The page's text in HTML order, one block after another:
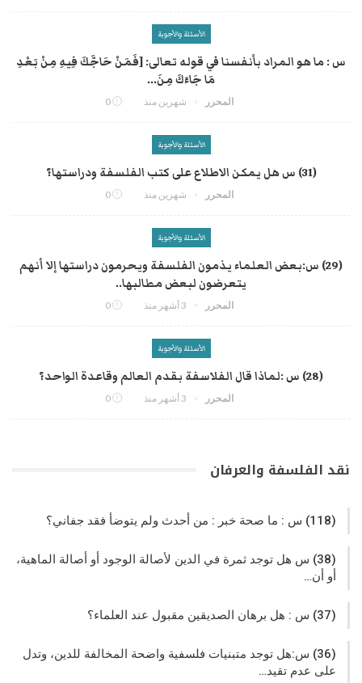
الأسئلة والأجوبة
س : ما هو المراد بأنفسنا في قوله تعالى: [فَمَنْ حَاجَّكَ فِيهِ مِنْ بَعْدِ
مَا جَاءَكَ مِنَ...
المحرر شهرين منذ 0
الأسئلة والأجوبة
(31) س هل يمكن الاطلاع على كتب الفلسفة ودراستها؟
المحرر شهرين منذ 0
الأسئلة والأجوبة
(29) س:بعض العلماء يذمون الفلسفة ويحرمون دراستها إلا أنهم
يتعرضون لبعض مطالبها..
المحرر 3 أشهر منذ 0
الأسئلة والأجوبة
(28) س :لماذا قال الفلاسفة بقدم العالم وقاعدة الواحد؟
المحرر 3 أشهر منذ 0
نقد الفلسفة والعرفان
(118) س : ما صحة خبر : من أحدث ولم يتوضأ فقد جفاني؟
(38) س هل توجد ثمرة في الدين لأصالة الوجود أو أصالة الماهية،
أو أن…
(37) س : هل برهان الصديقين مقبول عند العلماء؟
(36) س:هل توجد متبنيات فلسفية واضحة المخالفة للدين، وتدل
على عدم تقيد…